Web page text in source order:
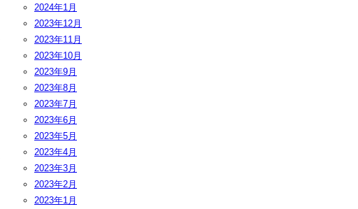
2024年1月
2023年12月
2023年11月
2023年10月
2023年9月
2023年8月
2023年7月
2023年6月
2023年5月
2023年4月
2023年3月
2023年2月
2023年1月